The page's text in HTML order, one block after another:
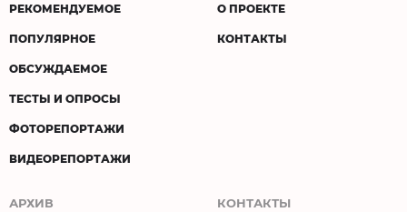
РЕКОМЕНДУЕМОЕ
ПОПУЛЯРНОЕ
ОБСУЖДАЕМОЕ
ТЕСТЫ И ОПРОСЫ
ФОТОРЕПОРТАЖИ
ВИДЕОРЕПОРТАЖИ
О ПРОЕКТЕ
КОНТАКТЫ
АРХИВ КОНТАКТЫ